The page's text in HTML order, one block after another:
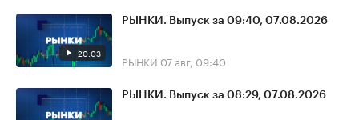
20:03
РЫНКИ. Выпуск за 09:40, 07.08.2026
РЫНКИ 07 авг, 09:40
РЫНКИ. Выпуск за 08:29, 07.08.2026